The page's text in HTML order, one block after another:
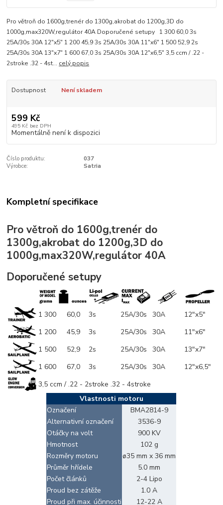
Pro větroň do 1600g,trenér do 1300g,akrobat do 1200g,3D do
1000g,max320W,regulátor 40A Doporučené setupy 1 300 60,0 3s
25A/30s 30A 12"x5" 1 200 45,9 3s 25A/30s 30A 11"x6" 1 500 52,9 2s
25A/30s 30A 13"x7" 1 600 67,0 3s 25A/30s 30A 12"x6,5" 3,5 ccm / .22 -
2stroke .32 - 4st... celý popis
Dostupnost Není skladem
599 Kč
495 Kč bez DPH
Momentálně není k dispozici
Číslo produktu:
037
Výrobce:
Satria
Kompletní specifikace
Pro větroň do 1600g,trenér do
1300g,akrobat do 1200g,3D do
1000g,max320W,regulátor 40A
Doporučené setupy
1 300 60,0 3s 25A/30s 30A
12"x5"
1 200
45,9 3s 25A/30s 30A
11"x6"
1 500
52,9 2s 25A/30s 30A
13"x7"
1 600
67,0 3s 25A/30s 30A
12"x6,5"
3,5 ccm / .22 - 2stroke .32 - 4stroke
Vlastnosti motoru
Označení
BMA2814-9
Alternativní označení
3536-9
Otáčky na volt
900 KV
Hmotnost
102 g
Rozměry motoru
ø35 mm x 36 mm
Průměr hřídele
5.0 mm
Počet článků
2-4 Lipo
Proud bez zátěže
1.0 A
Proud při max. účinnosti
12-22 A